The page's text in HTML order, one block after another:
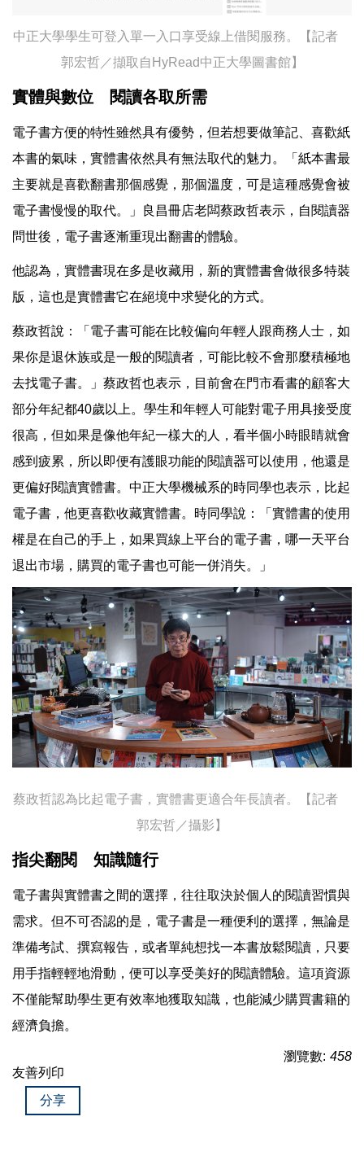
中正大學學生可登入單一入口享受線上借閱服務。【記者
郭宏哲／擷取自HyRead中正大學圖書館】
實體與數位 閱讀各取所需
電子書方便的特性雖然具有優勢，但若想要做筆記、喜歡紙
本書的氣味，實體書依然具有無法取代的魅力。「紙本書最
主要就是喜歡翻書那個感覺，那個溫度，可是這種感覺會被
電子書慢慢的取代。」良昌冊店老闆蔡政哲表示，自閱讀器
問世後，電子書逐漸重現出翻書的體驗。
他認為，實體書現在多是收藏用，新的實體書會做很多特裝
版，這也是實體書它在絕境中求變化的方式。
蔡政哲說：「電子書可能在比較偏向年輕人跟商務人士，如
果你是退休族或是一般的閱讀者，可能比較不會那麼積極地
去找電子書。」蔡政哲也表示，目前會在門市看書的顧客大
部分年紀都40歲以上。學生和年輕人可能對電子用具接受度
很高，但如果是像他年紀一樣大的人，看半個小時眼睛就會
感到疲累，所以即便有護眼功能的閱讀器可以使用，他還是
更偏好閱讀實體書。中正大學機械系的時同學也表示，比起
電子書，他更喜歡收藏實體書。時同學說：「實體書的使用
權是在自己的手上，如果買線上平台的電子書，哪一天平台
退出市場，購買的電子書也可能一併消失。」
蔡政哲認為比起電子書，實體書更適合年長讀者。【記者
郭宏哲／攝影】
指尖翻閱 知識隨行
電子書與實體書之間的選擇，往往取決於個人的閱讀習慣與
需求。但不可否認的是，電子書是一種便利的選擇，無論是
準備考試、撰寫報告，或者單純想找一本書放鬆閱讀，只要
用手指輕輕地滑動，便可以享受美好的閱讀體驗。這項資源
不僅能幫助學生更有效率地獲取知識，也能減少購買書籍的
經濟負擔。
瀏覽數: 458
友善列印
分享